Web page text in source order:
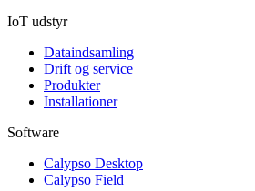
IoT udstyr
Dataindsamling
Drift og service
Produkter
Installationer
Software
Calypso Desktop
Calypso Field